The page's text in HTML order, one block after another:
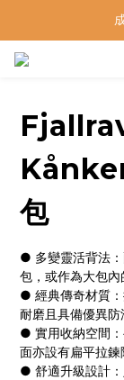
包
● 多變靈活背法
包，或作為大包內
● 經典傳奇材質
耐磨且具備優異防
● 實用收納空間
面亦設有扁平拉鍊
● 舒適升級設計